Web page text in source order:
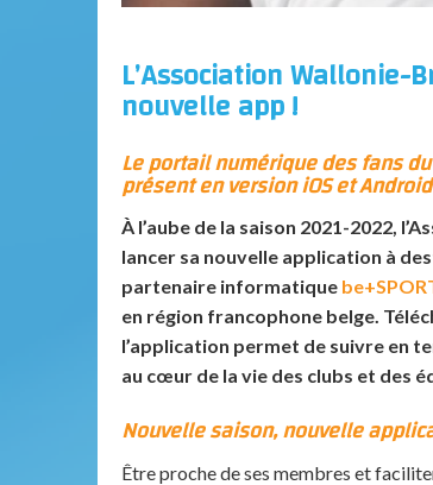
L’Association
nouvelle app !
Le portail numérique des fans
présent en version iOS et Android
À l’aube de la saison 2021-2022,
lancer sa nouvelle application à
partenaire informatique
en région francophone belge.
l’application permet de suivre en
au cœur de la vie des clubs et des
Nouvelle saison, nouvelle
Être proche de ses membres et